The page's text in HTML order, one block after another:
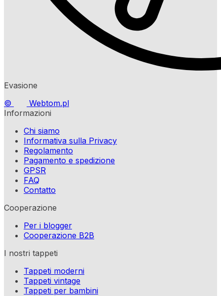
Evasione
©
Webtom.pl
Informazioni
Chi siamo
Informativa sulla Privacy
Regolamento
Pagamento e spedizione
GPSR
FAQ
Contatto
Cooperazione
Per i blogger
Cooperazione B2B
I nostri tappeti
Tappeti moderni
Tappeti vintage
Tappeti per bambini